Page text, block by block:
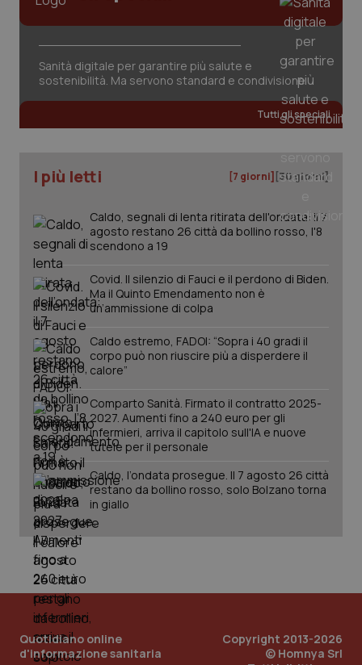
Sanità digitale per garantire più salute e
sostenibilità. Ma servono standard e condivisione
Tutti gli speciali
I più letti [7 giorni] [30 giorni]
Caldo, segnali di lenta ritirata dell'ondata: il 7
agosto restano 26 città da bollino rosso, l'8
scendono a 19
Covid. Il silenzio di Fauci e il perdono di Biden.
Ma il Quinto Emendamento non è
un’ammissione di colpa
Caldo estremo, FADOI: “Sopra i 40 gradi il
corpo può non riuscire più a disperdere il
calore”
Comparto Sanità. Firmato il contratto 2025-
2027. Aumenti fino a 240 euro per gli
infermieri, arriva il capitolo sull'IA e nuove
tutele per il personale
Caldo, l’ondata prosegue. Il 7 agosto 26 città
restano da bollino rosso, solo Bolzano torna
in giallo
Quotidiano online
d'informazione sanitaria
Copyright 2013-2026
© Homnya Srl
tracking-sites-ironfish-
tracking-enable
www.quotidianosanita.it
session-id